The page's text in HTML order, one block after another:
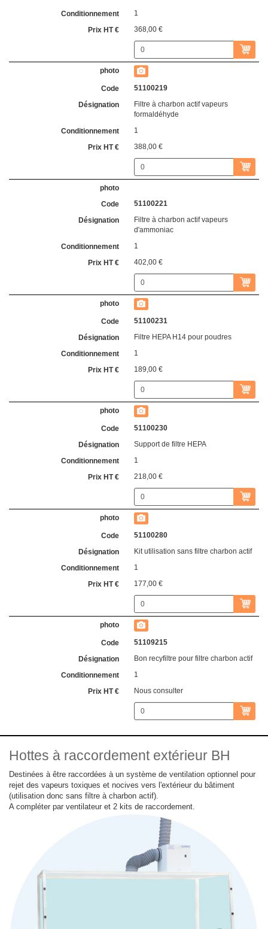
1
368,00 €
51100219
Filtre à charbon actif vapeurs
formaldéhyde
1
388,00 €
51100221
Filtre à charbon actif vapeurs
d'ammoniac
1
402,00 €
51100231
Filtre HEPA H14 pour poudres
1
189,00 €
51100230
Support de filtre HEPA
1
218,00 €
51100280
Kit utilisation sans filtre charbon actif
1
177,00 €
51109215
Bon recyfiltre pour filtre charbon actif
1
Nous consulter
Hottes à raccordement extérieur BH
Destinées à être raccordées à un système de ventilation optionnel pour
rejet des vapeurs toxiques et nocives vers l'extérieur du bâtiment
(utilisation donc sans filtre à charbon actif).
A compléter par ventilateur et 2 kits de raccordement.